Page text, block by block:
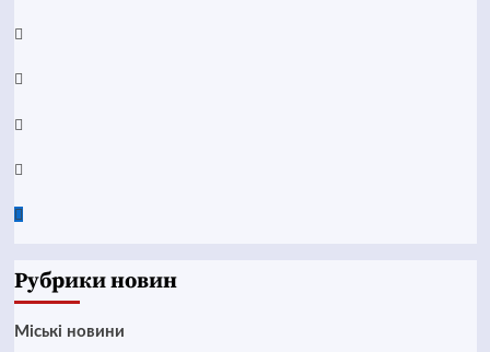
YouTube
Telegram
Instagram
Twitter
Google
Рубрики новин
Mіські новини